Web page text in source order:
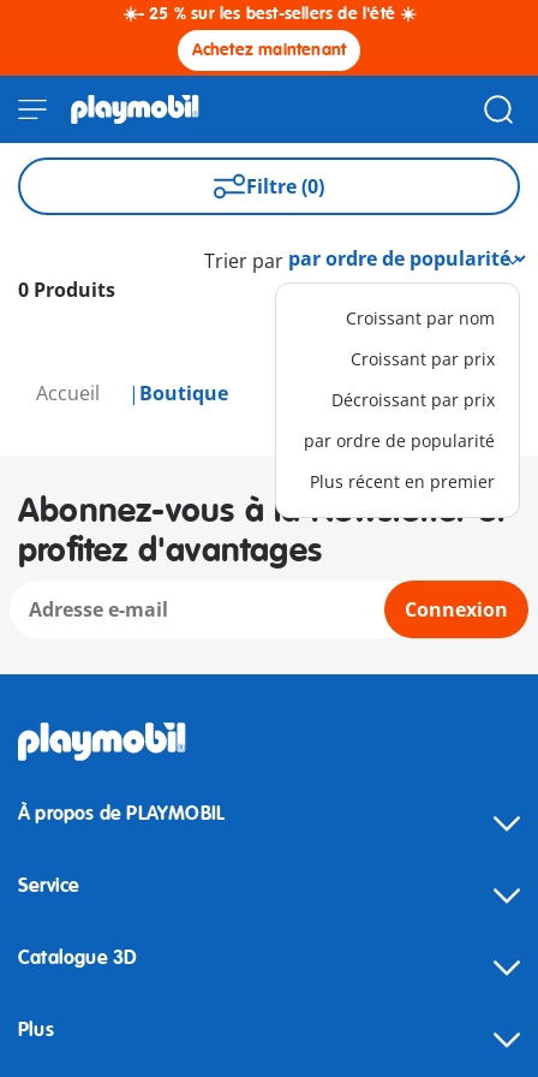
☀️- 25 % sur les best-sellers de l'été ☀️
Achetez maintenant
Accueil Boutique
Filtre (0)
0 Produits
Trier par
Croissant par nom
Croissant par prix
Décroissant par prix
par ordre de popularité
Plus récent en premier
Abonnez-vous à la Newsletter et
profitez d'avantages
Connexion
À propos de PLAYMOBIL
Service
Catalogue 3D
Plus